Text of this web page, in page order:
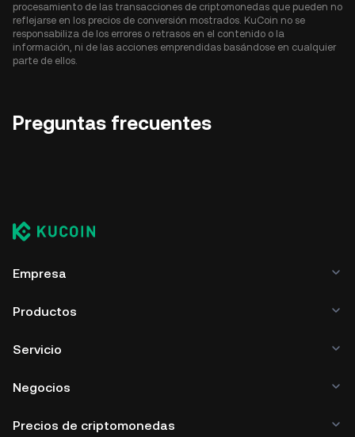
procesamiento de las transacciones de criptomonedas que pueden no
reflejarse en los precios de conversión mostrados. KuCoin no se
responsabiliza de los errores o retrasos en el contenido o la
información, ni de las acciones emprendidas basándose en cualquier
parte de ellos.
Preguntas frecuentes
Empresa
Productos
Servicio
Negocios
Precios de criptomonedas